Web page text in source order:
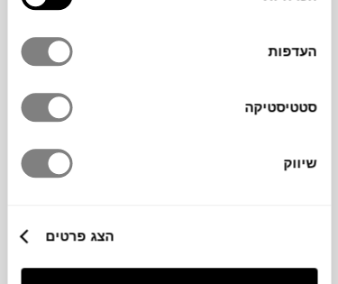
העדפות
סטטיסטיקה
שיווק
הצג פרטים
בעיצוב מינימליסטי עם קריצה תעשייתית.
הצורה הגיאומטרית שלהם מוסיפה נוכחות
פיסולית למדף, ושומרת על הספרים במקומם
מותג